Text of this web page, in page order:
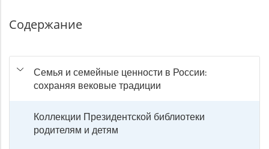
Содержание
Семья и семейные ценности в России:
сохраняя вековые традиции
Коллекции Президентской библиотеки
родителям и детям